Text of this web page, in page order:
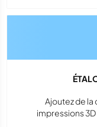
Ajoutez de la
impressions